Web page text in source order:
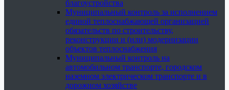
благоустройства
Муниципальный контроль за исполнением
единой теплоснабжающей организацией
обязательств по строительству,
реконструкции и (или) модернизации
объектов теплоснабжения
Муниципальный контроль на
автомобильном транспорте, городском
наземном электрическом транспорте и в
дорожном хозяйстве